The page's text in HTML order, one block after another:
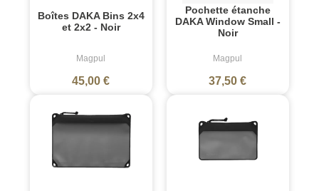
Boîtes DAKA Bins 2x4
et 2x2 - Noir
Magpul
45,00 €
Pochette étanche
DAKA Window Small -
Noir
Magpul
37,50 €